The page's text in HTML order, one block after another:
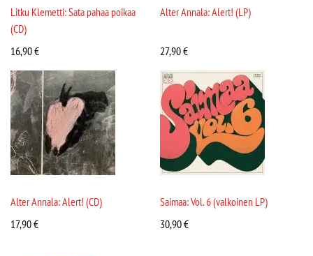
Litku Klemetti: Sata pahaa poikaa
(CD)
16,90€
Alter Annala: Alert! (LP)
27,90€
Alter Annala: Alert! (CD)
17,90€
Saimaa: Vol. 6 (valkoinen LP)
30,90€